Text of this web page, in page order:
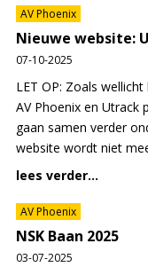
AV Phoenix
Nieuwe website:
07-10-2025
LET OP: Zoals
AV Phoenix en Utrack
gaan samen verder
website wordt niet
lees verder...
AV Phoenix
NSK Baan 2025
03-07-2025